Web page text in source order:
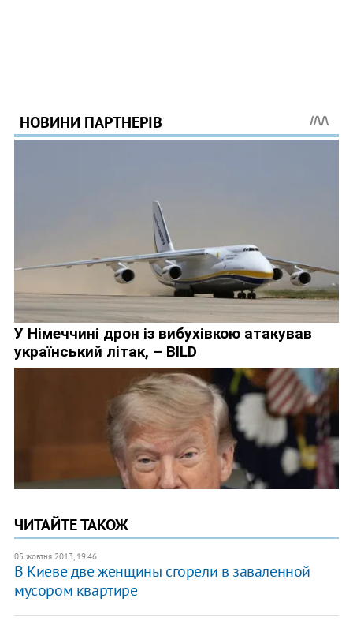
ЧИТАЙТЕ ТАКОЖ
05 жовтня 2013, 19:46
В Киеве две женщины сгорели в заваленной
мусором квартире